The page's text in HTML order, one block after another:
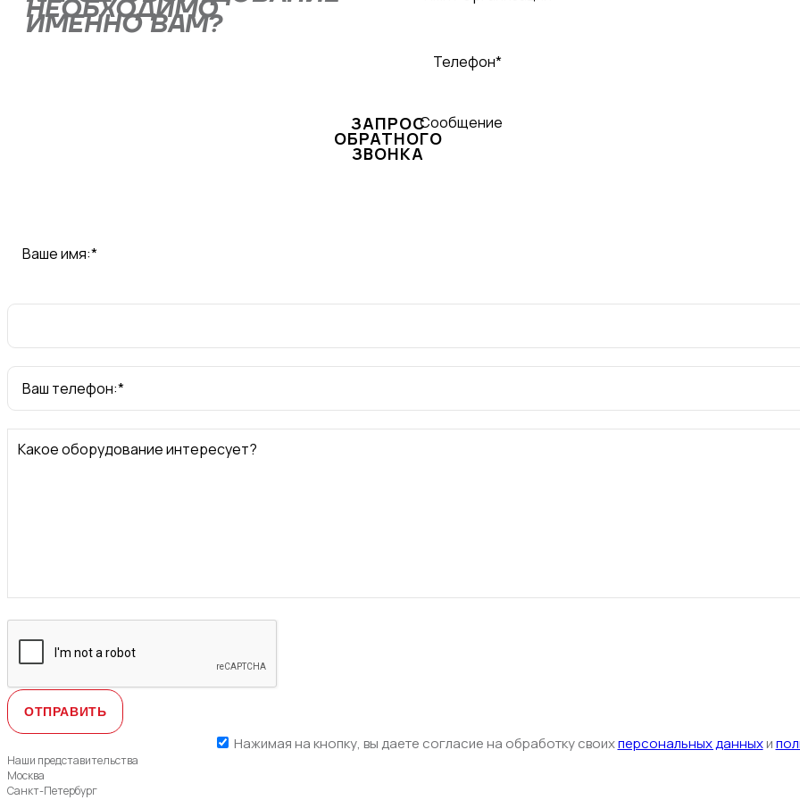
НЕОБХОДИМО
ИМЕННО ВАМ?
Телефон*
Сообщение
ЗАПРОС
ОБРАТНОГО
ЗВОНКА
Ваше имя:*
Ваш телефон:*
Какое оборудование интересует?
Нажимая на кнопку, вы даете согласие на обработку своихперсональных данныхи
Наши представительства
Москва
Санкт-Петербург